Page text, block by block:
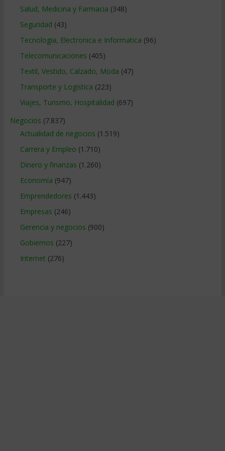
Salud, Medicina y Farmacia (348)
Seguridad (43)
Tecnologia, Electronica e Informatica (96)
Telecomunicaciones (405)
Textil, Vestido, Calzado, Moda (47)
Transporte y Logistica (223)
Viajes, Turismo, Hospitalidad (697)
Negocios (7.837)
Actualidad de negocios (1.519)
Carrera y Empleo (1.710)
Dinero y finanzas (1.260)
Economía (947)
Emprendedores (1.443)
Empresas (246)
Gerencia y negocios (900)
Gobiernos (227)
Internet (276)